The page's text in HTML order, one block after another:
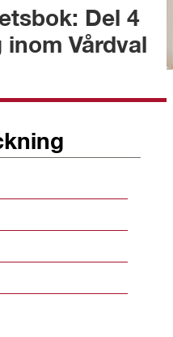
Del 4
Vårdval